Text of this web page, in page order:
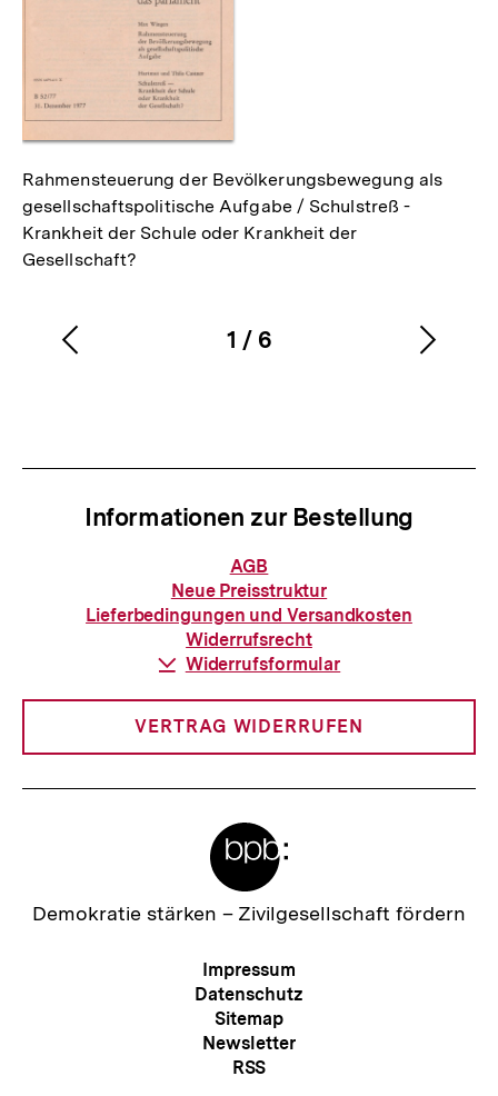
Rahmensteuerung der Bevölkerungsbewegung als
gesellschaftspolitische Aufgabe / Schulstreß -
Krankheit der Schule oder Krankheit der
Gesellschaft?
Karussellinhalt
1
von
/ 6
Vorherigen
Informationen zur Bestellung
Informationen
zur
Bestellung
AGB
Neue Preisstruktur
Lieferbedingungen und Versandkosten
Widerrufsrecht
Download-
Widerrufsformular
VERTRAG WIDERRUFEN
Zur
Demokratie stärken – Zivilgesellschaft fördern
Meta-
Navigation
Impressum
Datenschutz
Sitemap
Newsletter
RSS